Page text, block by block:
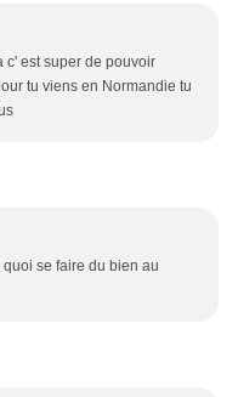
c' est super de pouvoir
tu viens en Normandie tu
se faire du bien au